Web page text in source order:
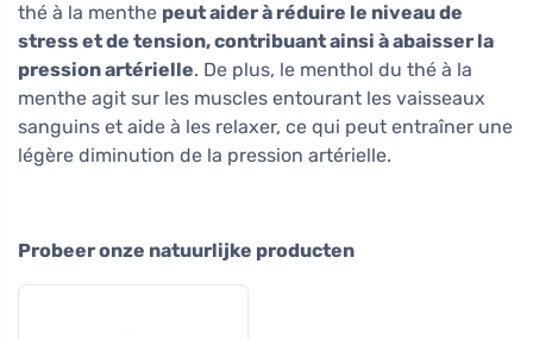
thé à la menthe peut aider à réduire le niveau de
stress et de tension, contribuant ainsi à abaisser la
pression artérielle. De plus, le menthol du thé à la
menthe agit sur les muscles entourant les vaisseaux
sanguins et aide à les relaxer, ce qui peut entraîner une
légère diminution de la pression artérielle.
Probeer onze natuurlijke producten